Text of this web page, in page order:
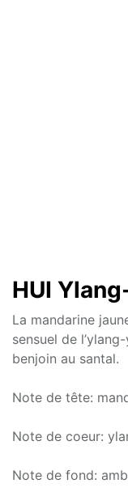
HUI
La mandarine
sensuel de
benjoin au santal.
Note de tête:
Note de coeur:
Note de fond: